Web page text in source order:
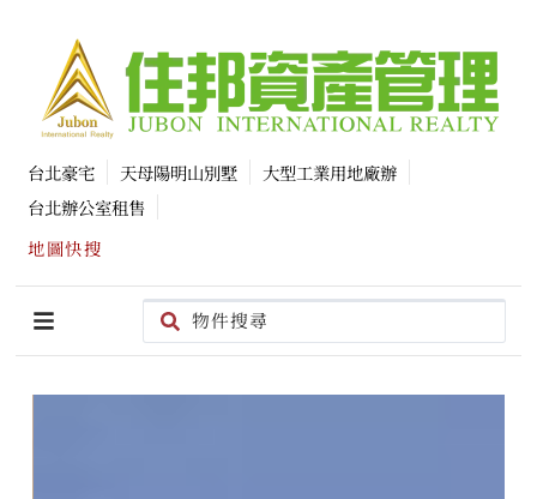
台北豪宅 天母陽明山別墅
大型工業用地廠辦
台北辦公室租售
地圖快搜